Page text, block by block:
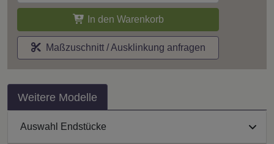
In den Warenkorb
Maßzuschnitt / Ausklinkung anfragen
Weitere Modelle
Auswahl Endstücke